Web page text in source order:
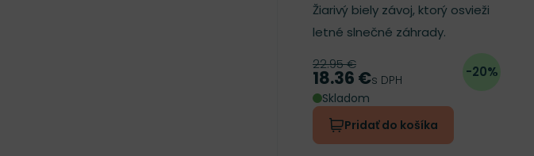
Žiarivý biely závoj, ktorý osvieži
letné slnečné záhrady.
Pôvodná cena
22.95 €
Cena
18.36 €s DPH -20%
Skladom
Pridať do košíka